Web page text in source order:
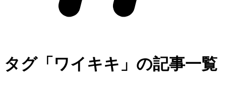
タグ「ワイキキ」の記事一覧